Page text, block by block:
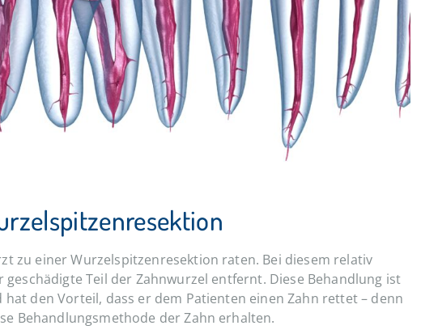
zu einer Wurzelspitzenresektion raten. Bei diesem relativ
Teil der Zahnwurzel entfernt. Diese Behandlung ist
den Vorteil, dass er dem Patienten einen Zahn rettet – denn
Behandlungsmethode der Zahn erhalten.